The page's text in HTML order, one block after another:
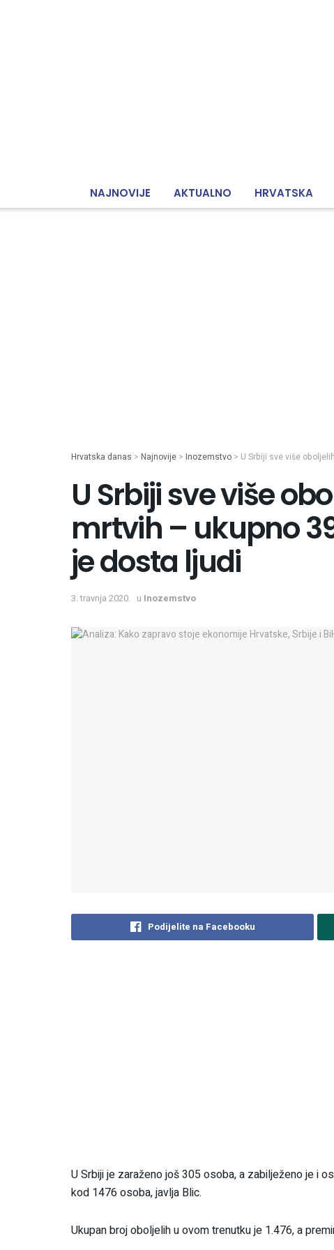
NAJNOVIJE AKTUALNO HRVATSKA
Hrvatska danas > Najnovije > Inozemstvo > U Srbiji sve više
U Srbiji sve više
mrtvih – ukupno
je dosta ljudi
3. travnja 2020. u Inozemstvo
Podijelite na Facebooku
U Srbiji je zaraženo još 305 osoba, a zabilježeno je i
kod 1476 osoba, javlja Blic.
Ukupan broj oboljelih u ovom trenutku je 1.476, a